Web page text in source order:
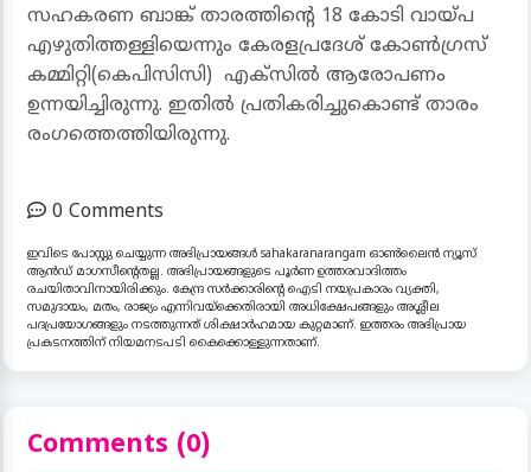
സഹകരണ ബാങ്ക് താരത്തിൻ്റെ 18 കോടി വായ്‌പ
എഴുതിത്തള്ളിയെന്നും കേരളപ്രദേശ് കോൺഗ്രസ്
കമ്മിറ്റി(കെപിസിസി) എക്‌സിൽ ആരോപണം
ഉന്നയിച്ചിരുന്നു. ഇതിൽ പ്രതികരിച്ചുകൊണ്ട് താരം
രംഗത്തെത്തിയിരുന്നു.
0 Comments
ഇവിടെ പോസ്റ്റു ചെയ്യുന്ന അഭിപ്രായങ്ങൾ sahakaranarangam ഓൺലൈൻ ന്യൂസ്
ആൻഡ് മാഗസീന്റെതല്ല. അഭിപ്രായങ്ങളുടെ പൂർണ ഉത്തരവാദിത്തം
രചയിതാവിനായിരിക്കും. കേന്ദ്ര സർക്കാരിന്റെ ഐടി നയപ്രകാരം വ്യക്തി,
സമുദായം, മതം, രാജ്യം എന്നിവയ്ക്കെതിരായി അധിക്ഷേപങ്ങളും അശ്ലീല
പദപ്രയോഗങ്ങളും നടത്തുന്നത് ശിക്ഷാർഹമായ കുറ്റമാണ്. ഇത്തരം അഭിപ്രായ
പ്രകടനത്തിന് നിയമനടപടി കൈക്കൊള്ളുന്നതാണ്.
Comments (0)